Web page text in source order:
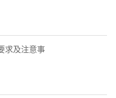
求及注意事